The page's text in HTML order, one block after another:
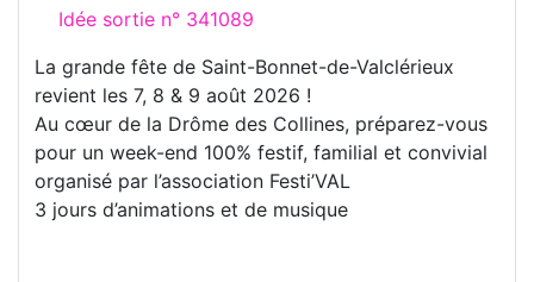
Idée sortie n° 341089
La grande fête de Saint-Bonnet-de-Valclérieux
revient les 7, 8 & 9 août 2026 !
Au cœur de la Drôme des Collines, préparez-vous
pour un week-end 100% festif, familial et convivial
organisé par l’association Festi’VAL
3 jours d’animations et de musique